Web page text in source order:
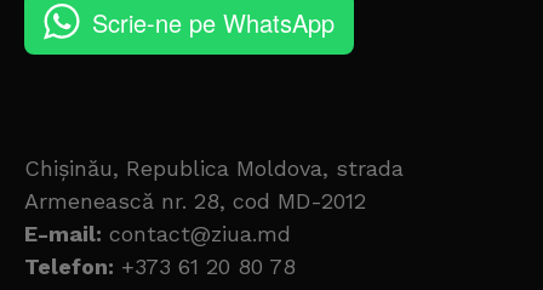
Scrie-ne pe WhatsApp
Chișinău, Republica Moldova, strada
Armenească nr. 28, cod MD-2012
E-mail: contact@ziua.md
Telefon: +373 61 20 80 78